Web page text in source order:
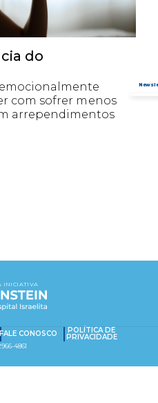
do
com sofrer menos
arrependimentos
FALE CONOSCO POLÍTICA DE
PRIVACIDADE
4861
INICIATIVA